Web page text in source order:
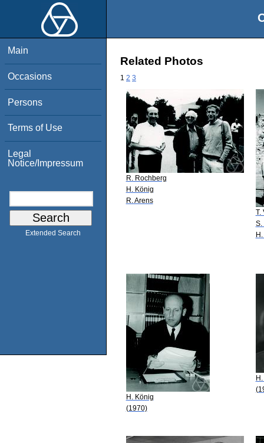
Main
Occasions
Persons
Terms of Use
Legal
Notice/Impressum
Extended Search
Related Photos
1 2 3
R. Rochberg
H. König
R. Arens
T.
S.
H. König
(1970)